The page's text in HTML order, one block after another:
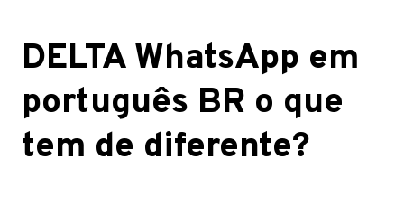
DELTA WhatsApp em
português BR o que
tem de diferente?